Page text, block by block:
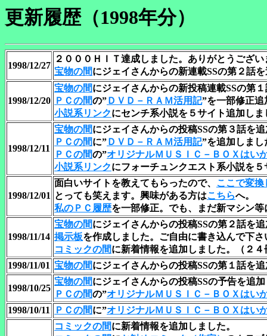
更新履歴（1998年分）
1998/12/27
２０００ＨＩＴ達成しました。ありがとうござい
宝物の間にジェイさんからの新連載SSの第２話
1998/12/20
宝物の間にジェイさんからの新投稿連載SSの第
ＰＣの間の”ＤＶＤ－ＲＡＭ活用記”を一部修正
小説系リンクにセンチ系小説を５サイト追加しま
1998/12/11
宝物の間にジェイさんからの投稿SSの第３話を
ＰＣの間に”ＤＶＤ－ＲＡＭ活用記”を追加しまし
ＰＣの間の”オリジナルＭＵＳＩＣ－ＢＯＸはい
小説系リンクにフォーチュンクエスト系小説を
1998/12/01
面白いサイトを教えてもらったので、 ここで変
とっても笑えます。興味がある方はこちらへ。
私のＰＣ履歴を一部修正。でも、まだ新マシン
1998/11/14
宝物の間にジェイさんからの投稿SSの第２話を
掲示板を作成しました。ご自由に書き込んで下さ
コミックの間に新着情報を追加しました。（２４
1998/11/01 宝物の間にジェイさんからの投稿SSの第１話を
1998/10/25
宝物の間にジェイさんからの投稿SSの予告を追
ＰＣの間の”オリジナルＭＵＳＩＣ－ＢＯＸはい
1998/10/11
ＰＣの間に”オリジナルＭＵＳＩＣ－ＢＯＸはい
コミックの間に新着情報を追加しました。